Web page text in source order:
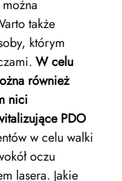
także
którym
W celu
również
nici
PDO
w celu walki
oczu
lasera. Jakie